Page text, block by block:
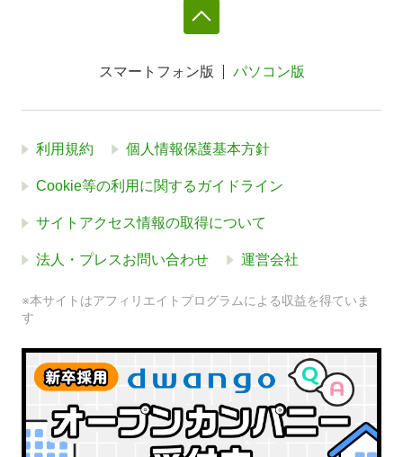
スマートフォン版 パソコン版
利用規約 個人情報保護基本方針
Cookie等の利用に関するガイドライン
サイトアクセス情報の取得について
法人・プレスお問い合わせ 運営会社
※本サイトはアフィリエイトプログラムによる収益を得ていま
す